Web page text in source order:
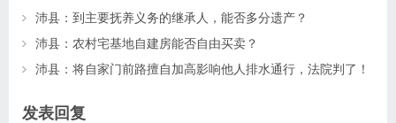
沛县：到主要抚养义务的继承人，能否多分遗产？
沛县：农村宅基地自建房能否自由买卖？
沛县：将自家门前路擅自加高影响他人排水通行，法院判了！
发表回复